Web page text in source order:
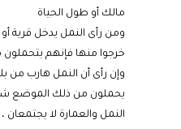
مالك أو طول الحياة
ومن رأى النمل يدخل قرية أو
خرجوا منها فإنهم يتحملون
وإن رأى أن النمل هارب من
يحملون من ذلك الموضع
النمل والعمارة لا يجتمعان ،